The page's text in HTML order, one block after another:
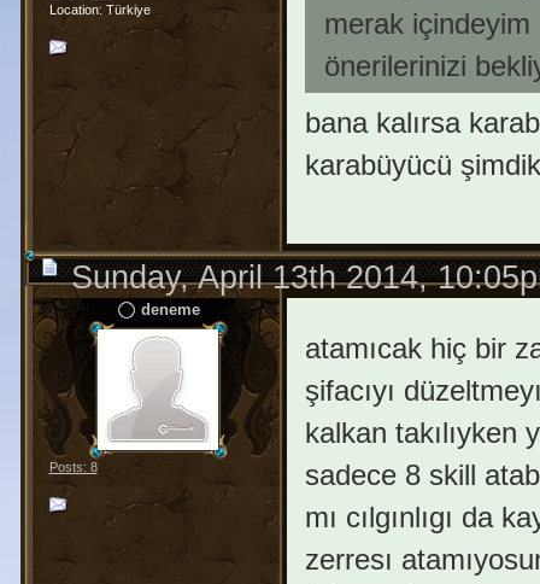
Location: Türkiye
merak içindeyim
önerilerinizi
bana kalırsa
karabüyücü
Sunday, April 13th 2014,
deneme
Posts: 8
atamıcak hiç bir
şifacıyı
kalkan takılıyken
sadece 8 skill
mı cılgınlıgı da
zerresı